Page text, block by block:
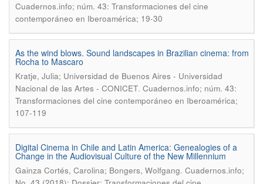
Cuadernos.info; núm. 43: Transformaciones del cine
contemporáneo en Iberoamérica; 19-30
As the wind blows. Sound landscapes in Brazilian cinema: from
Rocha to Mascaro
Kratje, Julia; Universidad de Buenos Aires - Universidad
Nacional de las Artes - CONICET. Cuadernos.info; núm. 43:
Transformaciones del cine contemporáneo en Iberoamérica;
107-119
Digital Cinema in Chile and Latin America: Genealogies of a
Change in the Audiovisual Culture of the New Millennium
Gainza Cortés, Carolina; Bongers, Wolfgang. Cuadernos.info;